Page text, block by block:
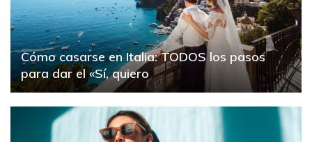
Cómo casarse en Italia: TODOS los pasos
para dar el «Sí, quiero